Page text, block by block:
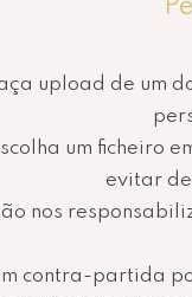
upload de um
um ficheiro
evitar
nos
contra-partida